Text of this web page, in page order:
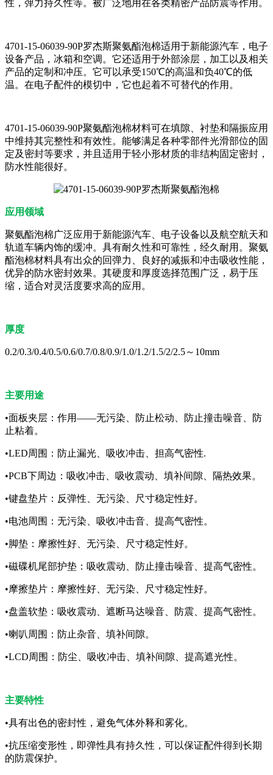
性，弹力持久性等。被广泛地用在各类精密产品防震等作用。
4701-15-06039-90P罗杰斯聚氨酯泡棉适用于新能源汽车，电子
设备产品，冰箱和空调。它还适用于外部涂层，加工以及相关
产品的定制和冲压。它可以承受150℃的高温和负40℃的低
温。在电子配件的模切中，它也起着不可替代的作用。
4701-15-06039-90P聚氨酯泡棉材料可在填隙、衬垫和隔振应用
中维持其完整性和有效性。能够满足各种零部件光滑部位的固
定及密封等要求，并且适用于轻小形材质的非结构固定密封，
防水性能很好。
应用领域
聚氨酯泡棉广泛应用于新能源汽车、电子设备以及航空航天和
轨道车辆内饰的缓冲。具有耐久性和可靠性，经久耐用。聚氨
酯泡棉材料具有出众的回弹力、良好的减振和冲击吸收性能，
优异的防水密封效果。其硬度和厚度选择范围广泛，易于压
缩，适合对灵活度要求高的应用。
厚度
0.2/0.3/0.4/0.5/0.6/0.7/0.8/0.9/1.0/1.2/1.5/2/2.5～10mm
主要用途
•面板夹层：作用——无污染、防止松动、防止撞击噪音、防
止粘着。
•LED周围：防止漏光、吸收冲击、担高气密性.
•PCB下周边：吸收冲击、吸收震动、填补间隙、隔热效果。
•键盘垫片：反弹性、无污染、尺寸稳定性好。
•电池周围：无污染、吸收冲击音、提高气密性。
•脚垫：摩擦性好、无污染、尺寸稳定性好。
•磁碟机尾部护垫：吸收震动、防止撞击噪音、提高气密性。
•摩擦垫片：摩擦性好、无污染、尺寸稳定性好。
•盘盖软垫：吸收震动、遮断马达噪音、防震、提高气密性。
•喇叭周围：防止杂音、填补间隙。
•LCD周围：防尘、吸收冲击、填补间隙、提高遮光性。
主要特性
•具有出色的密封性，避免气体外释和雾化。
•抗压缩变形性，即弹性具有持久性，可以保证配件得到长期
的防震保护。